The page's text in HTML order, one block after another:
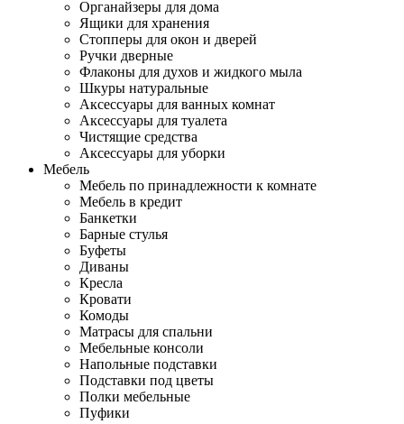
Органайзеры для дома
Ящики для хранения
Стопперы для окон и дверей
Ручки дверные
Флаконы для духов и жидкого мыла
Шкуры натуральные
Аксессуары для ванных комнат
Аксессуары для туалета
Чистящие средства
Аксессуары для уборки
Мебель
Мебель по принадлежности к комнате
Мебель в кредит
Банкетки
Барные стулья
Буфеты
Диваны
Кресла
Кровати
Комоды
Матрасы для спальни
Мебельные консоли
Напольные подставки
Подставки под цветы
Полки мебельные
Пуфики